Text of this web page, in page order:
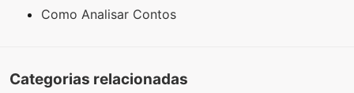
Como Analisar Contos
Categorias relacionadas